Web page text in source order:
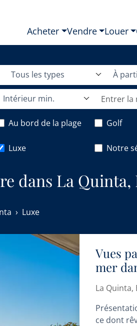
Acheter Vendre Louer
Tous les types À
Intérieur min.
Au bord de la plage Golf
Luxe Notre
dans La Quinta,
Luxe
Vues
mer
La Quinta,
ce dont